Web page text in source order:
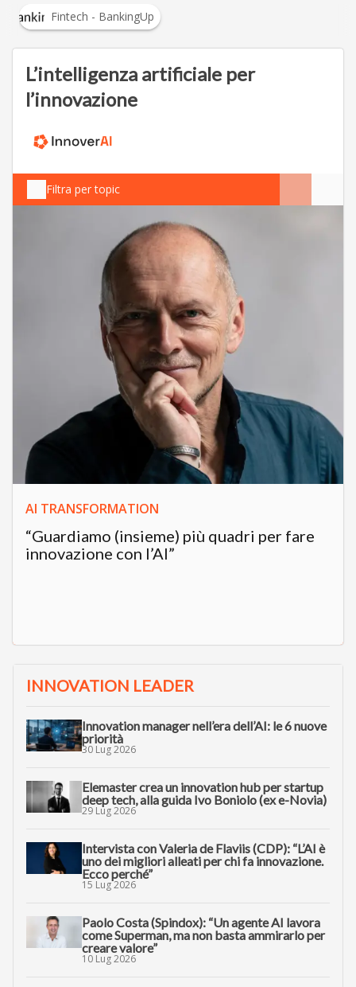
Fintech - BankingUp
L’intelligenza artificiale per
l’innovazione
Filtra per topic
AI TRANSFORMATION
“Guardiamo (insieme) più quadri per fare
innovazione con l’AI”
INNOVATION LEADER
Innovation manager nell’era dell’AI: le 6 nuove
priorità
30 Lug 2026
Elemaster crea un innovation hub per startup
deep tech, alla guida Ivo Boniolo (ex e-Novia)
29 Lug 2026
Intervista con Valeria de Flaviis (CDP): “L’AI è
uno dei migliori alleati per chi fa innovazione.
Ecco perché”
15 Lug 2026
Paolo Costa (Spindox): “Un agente AI lavora
come Superman, ma non basta ammirarlo per
creare valore”
10 Lug 2026